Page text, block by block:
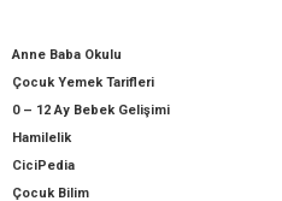
Anne Baba Okulu
Çocuk Yemek Tarifleri
0 – 12 Ay Bebek Gelişimi
Hamilelik
CiciPedia
Çocuk Bilim